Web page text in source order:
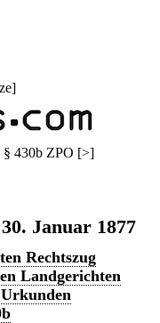
]
§ 430b ZPO [>]
Januar 1877
Rechtszug
Landgerichten